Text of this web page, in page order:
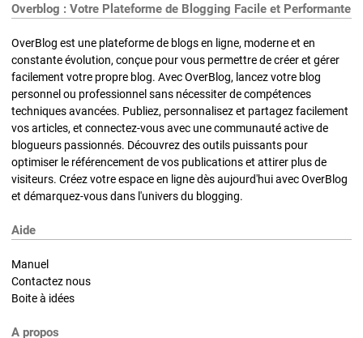
Overblog : Votre Plateforme de Blogging Facile et Performante
OverBlog est une plateforme de blogs en ligne, moderne et en
constante évolution, conçue pour vous permettre de créer et gérer
facilement votre propre blog. Avec OverBlog, lancez votre blog
personnel ou professionnel sans nécessiter de compétences
techniques avancées. Publiez, personnalisez et partagez facilement
vos articles, et connectez-vous avec une communauté active de
blogueurs passionnés. Découvrez des outils puissants pour
optimiser le référencement de vos publications et attirer plus de
visiteurs. Créez votre espace en ligne dès aujourd'hui avec OverBlog
et démarquez-vous dans l'univers du blogging.
Aide
Manuel
Contactez nous
Boite à idées
A propos